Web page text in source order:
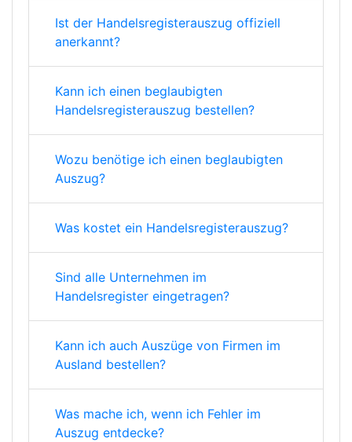
Ist der Handelsregisterauszug offiziell
anerkannt?
Kann ich einen beglaubigten
Handelsregisterauszug bestellen?
Wozu benötige ich einen beglaubigten
Auszug?
Was kostet ein Handelsregisterauszug?
Sind alle Unternehmen im
Handelsregister eingetragen?
Kann ich auch Auszüge von Firmen im
Ausland bestellen?
Was mache ich, wenn ich Fehler im
Auszug entdecke?